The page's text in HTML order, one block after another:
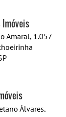
Álvares,
Amaral, 1.057